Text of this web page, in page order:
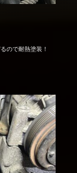
ので耐熱塗装！